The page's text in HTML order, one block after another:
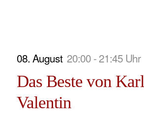
08. August 20:00 - 21:45 Uhr
Das Beste von Karl
Valentin